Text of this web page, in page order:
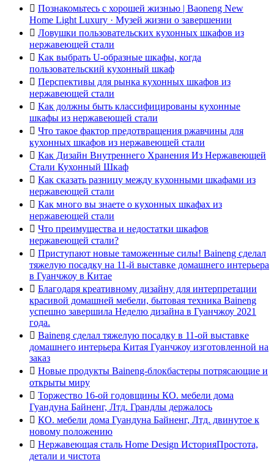
 Познакомьтесь с хорошей жизнью | Baoneng New
Home Light Luxury · Музей жизни о завершении
 Ловушки пользовательских кухонных шкафов из
нержавеющей стали
 Как выбрать U-образные шкафы, когда
пользовательский кухонный шкаф
 Перспективы для рынка кухонных шкафов из
нержавеющей стали
 Как должны быть классифицированы кухонные
шкафы из нержавеющей стали
 Что такое фактор предотвращения ржавчины для
кухонных шкафов из нержавеющей стали
 Как Дизайн Внутреннего Хранения Из Нержавеющей
Стали Кухонный Шкаф
 Как сказать разницу между кухонными шкафами из
нержавеющей стали
 Как много вы знаете о кухонных шкафах из
нержавеющей стали
 Что преимущества и недостатки шкафов
нержавеющей стали?
 Приступают новые таможенные силы! Baineng сделал
тяжелую посадку на 11-й выставке домашнего интерьера
в Гуанчжоу в Китае
 Благодаря креативному дизайну для интерпретации
красивой домашней мебели, бытовая техника Baineng
успешно завершила Неделю дизайна в Гуанчжоу 2021
года.
 Baineng сделал тяжелую посадку в 11-ой выставке
домашнего интерьера Китая Гуанчжоу изготовленной на
заказ
 Новые продукты Baineng-блокбастеры потрясающие и
открыты миру
 Торжество 16-ой годовщины КО. мебели дома
Гуандуна Байненг, Лтд. Грандлы держалось
 КО. мебели дома Гуандуна Байненг, Лтд. двинутое к
новому положению
 Нержавеющая сталь Home Design ИсторияПростота,
детали и чистота